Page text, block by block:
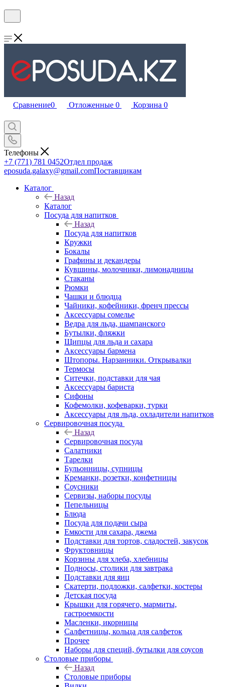
Сравнение0 Отложенные 0 Корзина 0
Телефоны
+7 (771) 781 0452Отдел продаж
eposuda.galaxy@gmail.comПоставщикам
Каталог
Назад
Каталог
Посуда для напитков
Назад
Посуда для напитков
Кружки
Бокалы
Графины и декандеры
Кувшины, молочники, лимонадницы
Стаканы
Рюмки
Чашки и блюдца
Чайники, кофейники, френч прессы
Аксессуары сомелье
Ведра для льда, шампанского
Бутылки, фляжки
Щипцы для льда и сахара
Аксессуары бармена
Штопоры. Нарзанники. Открывалки
Термосы
Ситечки, подставки для чая
Аксессуары бариста
Сифоны
Кофемолки, кофеварки, турки
Аксессуары для льда, охладители напитков
Сервировочная посуда
Назад
Сервировочная посуда
Салатники
Тарелки
Бульонницы, супницы
Креманки, розетки, конфетницы
Соусники
Сервизы, наборы посуды
Пепельницы
Блюда
Посуда для подачи сыра
Емкости для сахара, джема
Подставки для тортов, сладостей, закусок
Фруктовницы
Корзины для хлеба, хлебницы
Подносы, столики для завтрака
Подставки для яиц
Скатерти, подложки, салфетки, костеры
Детская посуда
Крышки для горячего, мармиты,
гастроемкости
Масленки, икорницы
Салфетницы, кольца для салфеток
Прочее
Наборы для специй, бутылки для соусов
Столовые приборы
Назад
Столовые приборы